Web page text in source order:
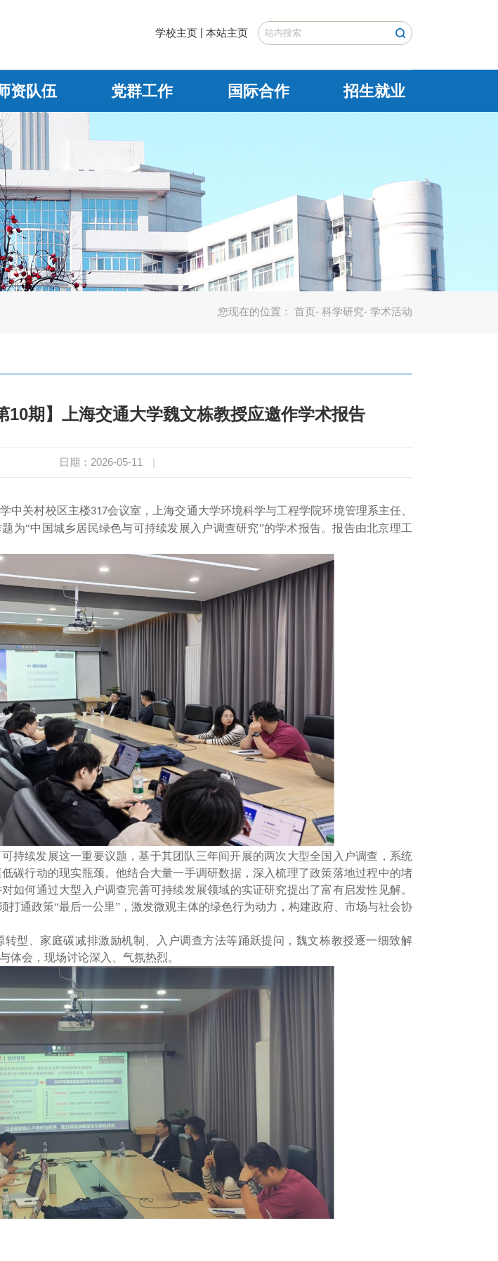
学校主页 | 本站主页
资队伍 党群工作 国际合作 招生就业
您现在的位置： 首页- 科学研究- 学术活动
10期】上海交通大学魏文栋教授应邀作学术报告
日期：2026-05-11 |
中关村校区主楼317会议室，上海交通大学环境科学与工程学院环境管理系主任、
为“中国城乡居民绿色与可持续发展入户调查研究”的学术报告。报告由北京理工
持续发展这一重要议题，基于其团队三年间开展的两次大型全国入户调查，系统
碳行动的现实瓶颈。他结合大量一手调研数据，深入梳理了政策落地过程中的堵
如何通过大型入户调查完善可持续发展领域的实证研究提出了富有启发性见解。
打通政策“最后一公里”，激发微观主体的绿色行为动力，构建政府、市场与社会协
型、家庭碳减排激励机制、入户调查方法等踊跃提问，魏文栋教授逐一细致解
体会，现场讨论深入、气氛热烈。